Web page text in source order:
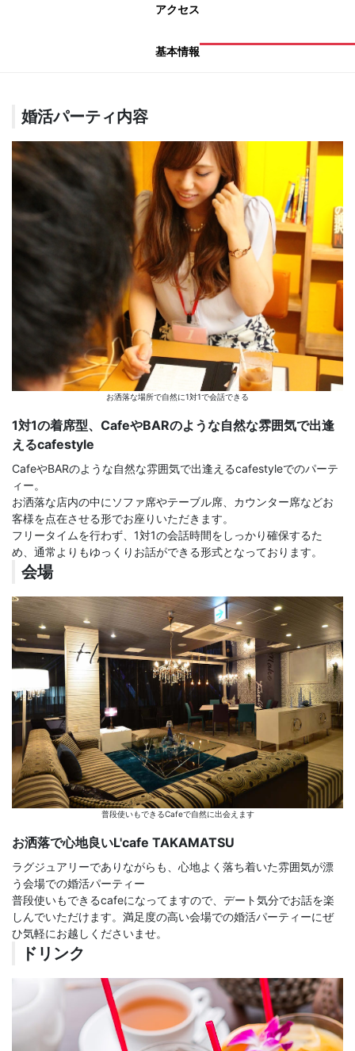
アクセス
基本情報
婚活パーティ内容
お洒落な場所で自然に1対1で会話できる
1対1の着席型、CafeやBARのような自然な雰囲気で出逢
えるcafestyle
CafeやBARのような自然な雰囲気で出逢えるcafestyleでのパーテ
ィー。
お洒落な店内の中にソファ席やテーブル席、カウンター席などお
客様を点在させる形でお座りいただきます。
フリータイムを行わず、1対1の会話時間をしっかり確保するた
め、通常よりもゆっくりお話ができる形式となっております。
会場
普段使いもできるCafeで自然に出会えます
お洒落で心地良いL'cafe TAKAMATSU
ラグジュアリーでありながらも、心地よく落ち着いた雰囲気が漂
う会場での婚活パーティー
普段使いもできるcafeになってますので、デート気分でお話を楽
しんでいただけます。満足度の高い会場での婚活パーティーにぜ
ひ気軽にお越しくださいませ。
ドリンク